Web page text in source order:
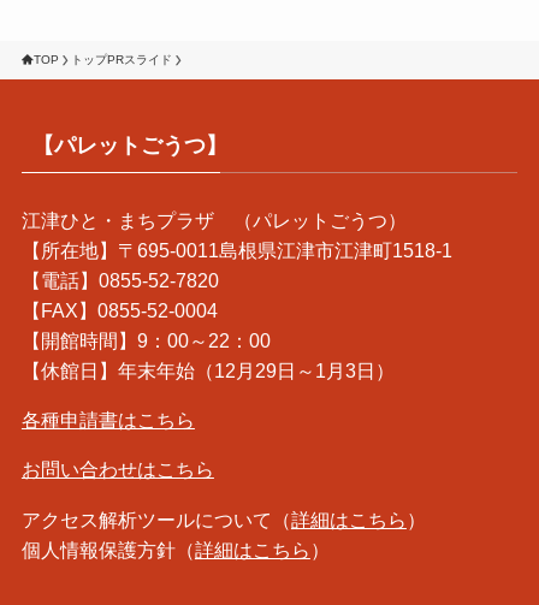
TOP トップPRスライド
【パレットごうつ】
江津ひと・まちプラザ （パレットごうつ）
【所在地】〒695-0011島根県江津市江津町1518-1
【電話】0855-52-7820
【FAX】0855-52-0004
【開館時間】9：00～22：00
【休館日】年末年始（12月29日～1月3日）
各種申請書はこちら
お問い合わせはこちら
アクセス解析ツールについて（詳細はこちら ）
個人情報保護方針（詳細はこちら ）